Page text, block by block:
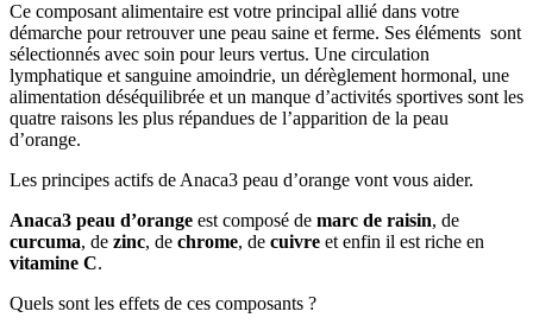
Ce composant alimentaire est votre principal allié dans votre
démarche pour retrouver une peau saine et ferme. Ses éléments sont
sélectionnés avec soin pour leurs vertus. Une circulation
lymphatique et sanguine amoindrie, un dérèglement hormonal, une
alimentation déséquilibrée et un manque d’activités sportives sont les
quatre raisons les plus répandues de l’apparition de la peau
d’orange.
Les principes actifs de Anaca3 peau d’orange vont vous aider.
Anaca3 peau d’orange est composé de marc de raisin, de
curcuma, de zinc, de chrome, de cuivre et enfin il est riche en
vitamine C.
Quels sont les effets de ces composants ?